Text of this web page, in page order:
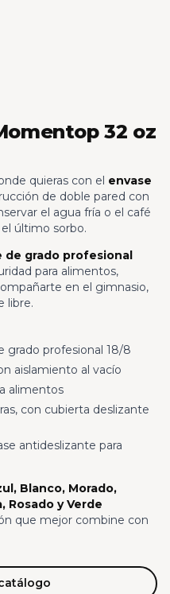
32 oz
quieras con el envase
de doble pared con
el agua fría o el café
último sorbo.
de grado profesional
para alimentos,
en el gimnasio,
libre.
grado profesional 18/8
aislamiento al vacío
alimentos
con cubierta deslizante
antideslizante para
Blanco, Morado,
Rosado y Verde
que mejor combine con